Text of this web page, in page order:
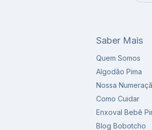
Saber Mais
Quem Somos
Algodão Pima
Nossa
Como Cuidar
Enxoval Bebê
Blog Bobotcho